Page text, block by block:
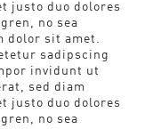
justo duo dolores
no sea
dolor sit amet.
sadipscing
invidunt ut
sed diam
justo duo dolores
no sea